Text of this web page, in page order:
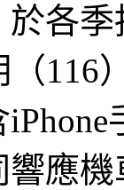
各
116
應